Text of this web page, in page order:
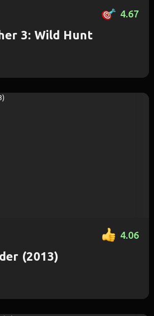
4.67
3: Wild Hunt
4.06
(2013)